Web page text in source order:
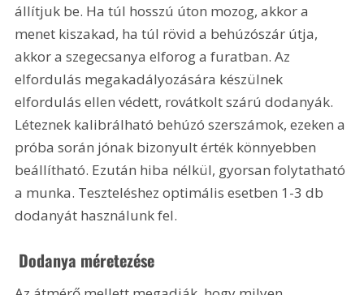
állítjuk be. Ha túl hosszú úton mozog, akkor a
menet kiszakad, ha túl rövid a behúzószár útja,
akkor a szegecsanya elforog a furatban. Az
elfordulás megakadályozására készülnek
elfordulás ellen védett, rovátkolt szárú dodanyák.
Léteznek kalibrálható behúzó szerszámok, ezeken a
próba során jónak bizonyult érték könnyebben
beállítható. Ezután hiba nélkül, gyorsan folytatható
a munka. Teszteléshez optimális esetben 1-3 db
dodanyát használunk fel.
Dodanya méretezése